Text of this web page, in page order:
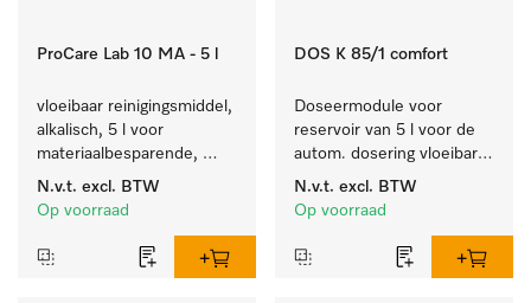
ProCare Lab 10 MA - 5 l
vloeibaar reinigingsmiddel,
alkalisch, 5 l voor
materiaalbesparende,
machinale reiniging van
laboratoriumglasw. en -
N.v.t. excl. BTW
Op voorraad
DOS K 85/1 comfort
Doseermodule voor
reservoir van 5 l voor de
autom. dosering vloeibare
reinigingsmiddelen, met
niveaudetectie.
N.v.t. excl. BTW
Op voorraad